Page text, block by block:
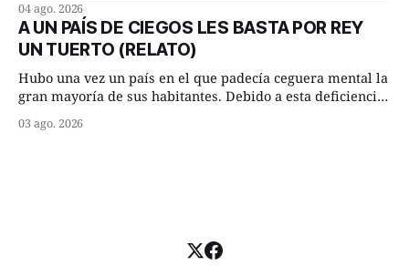
lugar del río que debía este nombre a la pronunciada
curva que la corriente fluvial presentaba en aquel punto.
Habían dispuesto que
04 ago. 2026
A UN PAÍS DE CIEGOS LES BASTA POR REY
UN TUERTO (RELATO)
Hubo una vez un país en el que padecía ceguera mental la
gran mayoría de sus habitantes. Debido a esta deficiencia,
superiores en número a los que no padecían ninguna
03 ago. 2026